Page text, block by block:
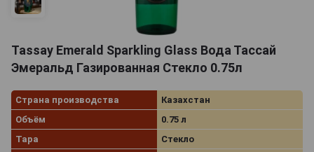
Tassay Emerald Sparkling Glass Вода Тассай
Эмеральд Газированная Стекло 0.75л
Страна производства
Казахстан
Объём
0.75 л
Тара
Стекло